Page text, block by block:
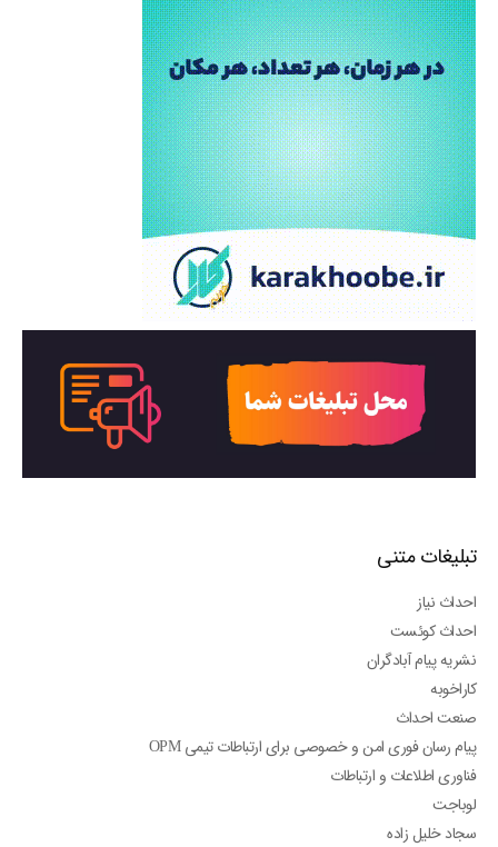
تبلیغات متنی
احداث نیاز
احداث کوئست
نشریه پیام آبادگران
کاراخوبه
صنعت احداث
پیام رسان فوری امن و خصوصی برای ارتباطات تیمی OPM
فناوری اطلاعات و ارتباطات
لوباجت
سجاد خلیل زاده